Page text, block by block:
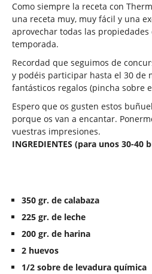
Como siempre la receta con
una receta muy, muy fácil y una
aprovechar todas las propiedades
temporada.
Recordad que seguimos de
y podéis participar hasta el 30 de
fantásticos regalos (pincha sobre
Espero que os gusten estos
porque os van a encantar.
vuestras impresiones.
INGREDIENTES (para unos 30-40
350 gr. de calabaza
225 gr. de leche
200 gr. de harina
2 huevos
1/2 sobre de levadura química